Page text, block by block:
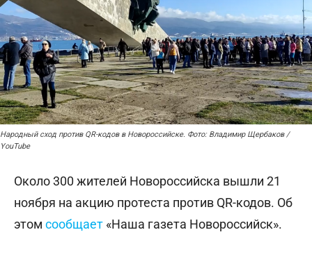
Народный сход против QR-кодов в Новороссийске. Фото: Владимир Щербаков /
YouTube
Около 300 жителей Новороссийска вышли 21
ноября на акцию протеста против QR-кодов. Об
этом сообщает «Наша газета Новороссийск».